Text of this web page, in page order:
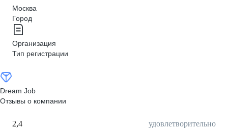
Москва
Город
Организация
Тип регистрации
Dream Job
Отзывы о компании
2,4
удовлетворительно